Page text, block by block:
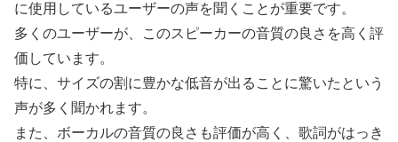
に使用しているユーザーの声を聞くことが重要です。
多くのユーザーが、このスピーカーの音質の良さを高く評
価しています。
特に、サイズの割に豊かな低音が出ることに驚いたという
声が多く聞かれます。
また、ボーカルの音質の良さも評価が高く、歌詞がはっき